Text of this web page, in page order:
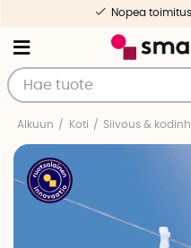
Nopea
Alkuun Koti Siivous &